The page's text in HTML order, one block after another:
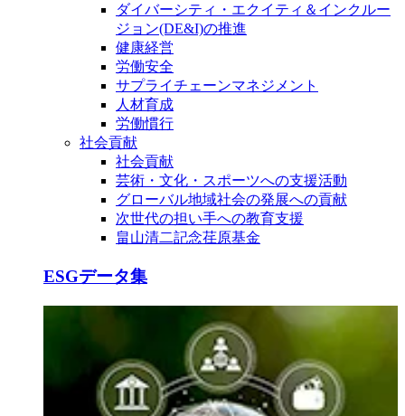
ダイバーシティ・エクイティ＆インクルー
ジョン(DE&I)の推進
健康経営
労働安全
サプライチェーンマネジメント
人材育成
労働慣行
社会貢献
社会貢献
芸術・文化・スポーツへの支援活動
グローバル地域社会の発展への貢献
次世代の担い手への教育支援
畠山清二記念荏原基金
ESGデータ集